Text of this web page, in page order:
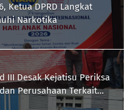
Ketua DPRD Langkat
Narkotika
III Desak Kejatisu Periksa
Perusahaan Terkait
Merdeka, Pengadaan